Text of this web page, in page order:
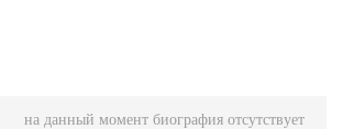
на данный момент биография отсутствует